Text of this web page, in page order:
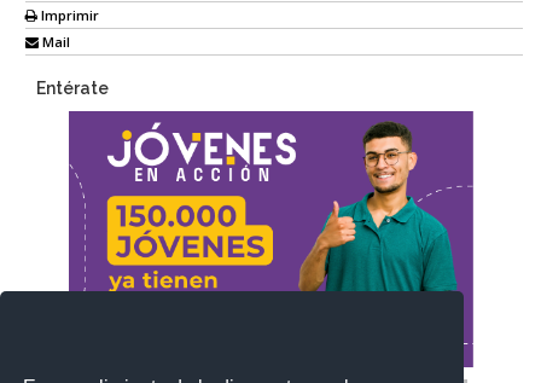
Imprimir
Mail
Entérate